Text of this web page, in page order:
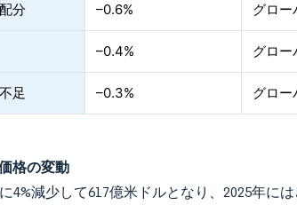
分 –0.6% グロー
–0.4% グロー
足 –0.3% グロー
格の変動
4%減少して617億米ドルとなり、2025年に